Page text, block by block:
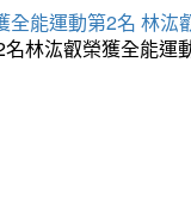
能運動第2名 林汯
林汯叡榮獲全能運